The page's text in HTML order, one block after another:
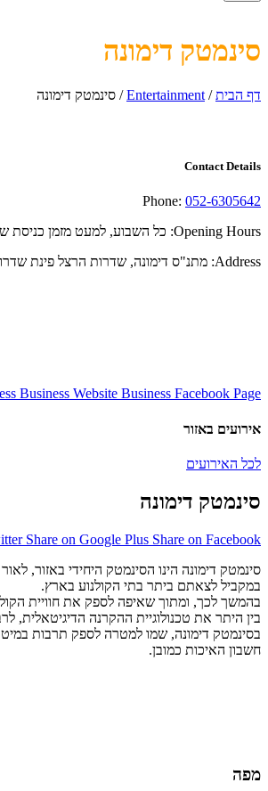
סינמטק דימונה
דף הבית/
Entertainment
/ סינמטק דימונה
Contact Details
Phone: 052-6305642
Opening Hours: כל השבוע, למעט מזמן כניסת
Address: מתנ"ס דימונה, שדרות הרצל פינת
Business Website Business Facebook Page
אירועים באזור
לכל האירועים
סינמטק דימונה
Share on Google Plus Share on Facebook
סינמטק דימונה הינו הסינמטק היחידי באזור,
במקביל לצאתם ביתר בתי הקולנוע בארץ.
בהמשך לכך, ומתוך שאיפה לספק את חוויית
בין היתר את טכנולוגיית ההקרנה הדיגיטאלית,
בסינמטק דימונה, שמו למטרה לספק תרבות
חשבון האיכות כמובן.
מפה